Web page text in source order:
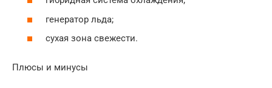
генератор льда;
сухая зона свежести.
Плюсы и минусы